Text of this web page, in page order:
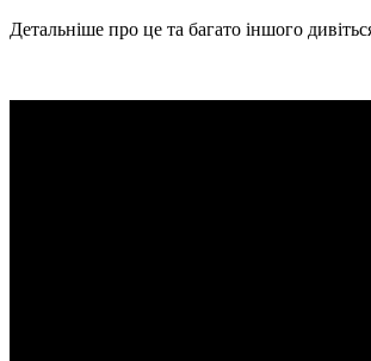
Детальніше про це та багато іншого